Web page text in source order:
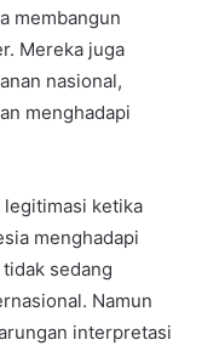
membangun
Mereka juga
nasional,
menghadapi
legitimasi ketika
menghadapi
sedang
Namun
interpretasi